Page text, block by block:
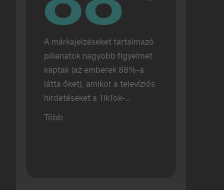
A márkajelzéseket tartalmazó
pillanatok nagyobb figyelmet
kaptak (az emberek 88%-a
látta őket), amikor a televíziós
hirdetéseket a TikTok-
Több